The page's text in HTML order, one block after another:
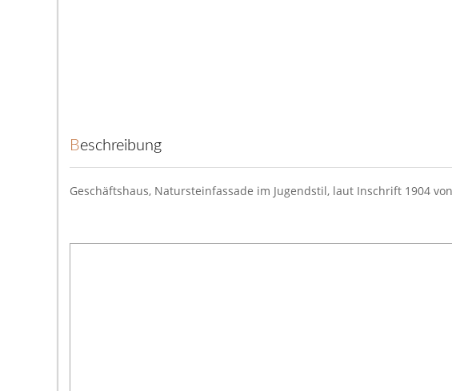
Beschreibung
Geschäftshaus, Natursteinfassade im Jugendstil, laut Inschrift 1904